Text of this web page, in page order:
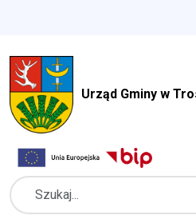
Urząd Gminy w
Szukaj